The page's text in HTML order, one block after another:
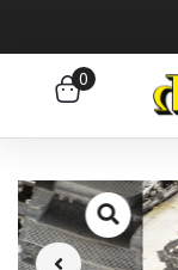
0